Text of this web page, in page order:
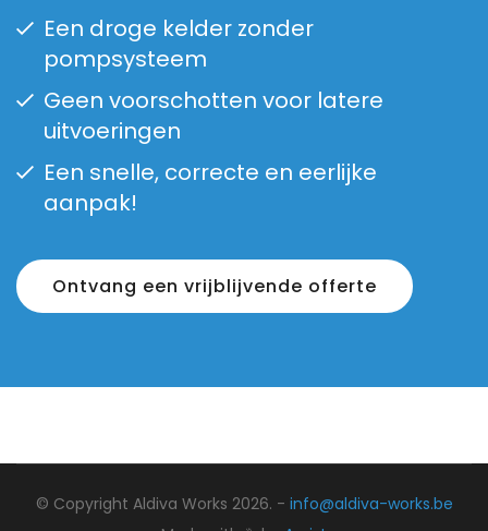
Een droge kelder zonder
pompsysteem
Geen voorschotten voor latere
uitvoeringen
Een snelle, correcte en eerlijke
aanpak!
Ontvang een vrijblijvende offerte
© Copyright Aldiva Works 2026. - info@aldiva-works.be